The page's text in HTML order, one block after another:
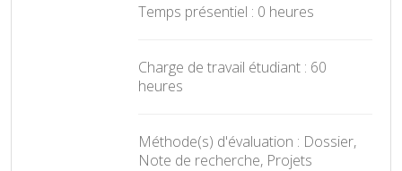
Temps présentiel : 0 heures
Charge de travail étudiant : 60
heures
Méthode(s) d'évaluation : Dossier,
Note de recherche, Projets